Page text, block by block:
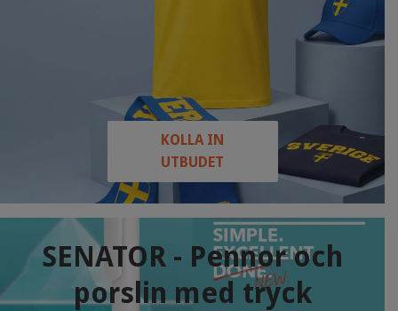
KOLLA IN
UTBUDET
SENATOR - Pennor och
porslin med tryck